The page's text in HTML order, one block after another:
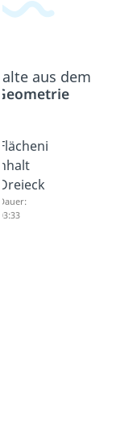
aus dem
Geometrie
Flächeni
nhalt
Dreieck
Dauer:
03:33